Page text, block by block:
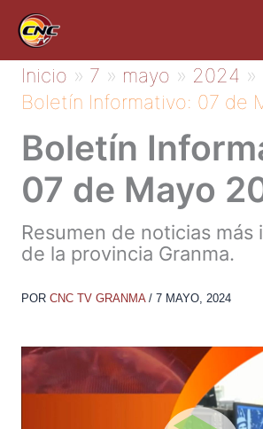
contenido
Inicio 7 mayo 2024
Boletín Informativo: 07 de
Boletín
07 de Mayo
Resumen de noticias
de la provincia Granma.
POR CNC TV GRANMA / 7 MAYO, 2024